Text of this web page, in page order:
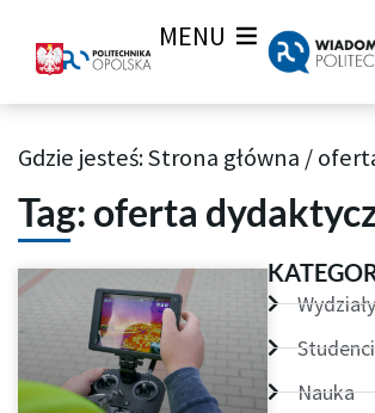
MENU
Archiwum Tagów aktualności Wiadomości uczelnianych
Gdzie jesteś:Strona główna /
Tag: oferta
StronaStrona
Wydziały
Studenci
Nauka